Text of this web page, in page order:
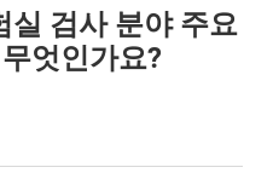
실 검사 분야 주요
엇인가요?